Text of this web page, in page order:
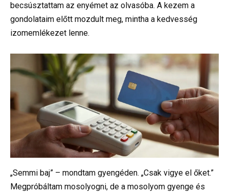
becsúsztattam az enyémet az olvasóba. A kezem a
gondolataim előtt mozdult meg, mintha a kedvesség
izomemlékezet lenne.
„Semmi baj” – mondtam gyengéden. „Csak vigye el őket.”
Megpróbáltam mosolyogni, de a mosolyom gyenge és